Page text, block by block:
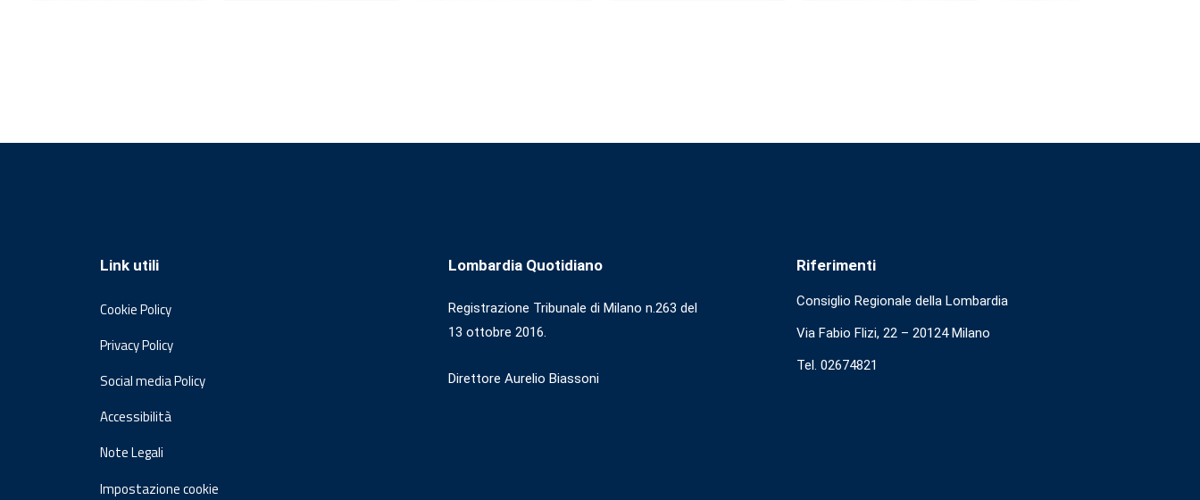
Link utili
Cookie Policy
Privacy Policy
Social media Policy
Accessibilità
Note Legali
Impostazione cookie
Lombardia Quotidiano
Registrazione Tribunale di Milano n.263 del
13 ottobre 2016.
Direttore Aurelio Biassoni
Riferimenti
Consiglio Regionale della Lombardia
Via Fabio Flizi, 22 – 20124 Milano
Tel. 02674821